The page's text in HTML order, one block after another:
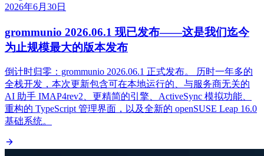
2026年6月30日
grommunio 2026.06.1 现已发布——这是我们迄今
为止规模最大的版本发布
倒计时归零：grommunio 2026.06.1 正式发布。 历时一年多的
全栈开发，本次更新包含可在本地运行的、与服务商无关的
AI 助手 IMAP4rev2、更精简的引擎、ActiveSync 模拟功能、
重构的 TypeScript 管理界面，以及全新的 openSUSE Leap 16.0
基础系统。